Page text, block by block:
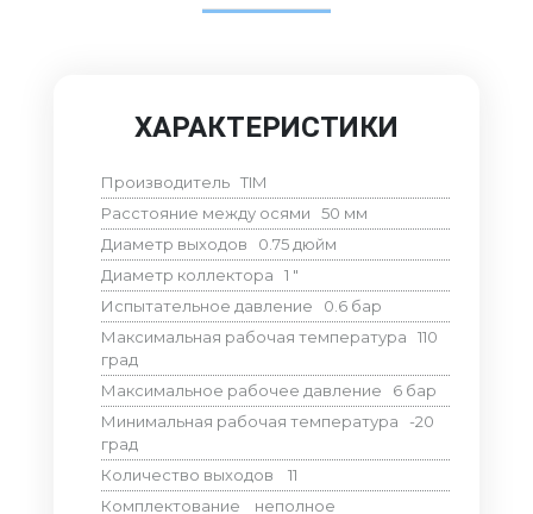
ХАРАКТЕРИСТИКИ
Производитель TIM
Расстояние между осями
50 мм
Диаметр выходов
0.75дюйм
Диаметр коллектора
1 "
Испытательное давление
0.6 бар
Максимальная рабочая температура
110
град
Максимальное рабочее давление
6 бар
Минимальная рабочая температура
-20
град
Количество выходов
11
Комплектование
неполное